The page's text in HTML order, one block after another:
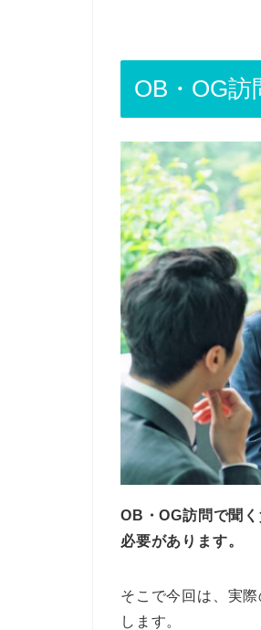
OB・OG
OB・OG訪問で聞
必要があります。
そこで今回は、実
します。